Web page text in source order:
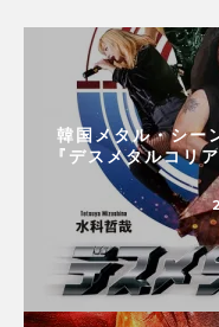
韓国メタル・シー
『デスメタルコリ